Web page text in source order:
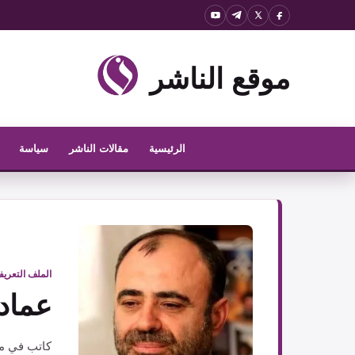
موقع الناشر
الرئيسية مقالات الناشر سياسة
الملف
كاتب في